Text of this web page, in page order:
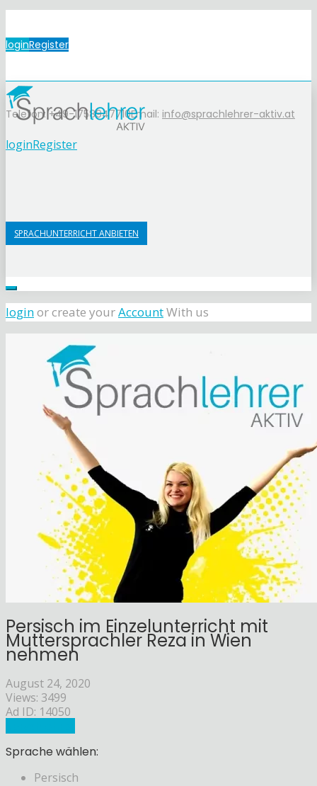
loginRegister
Telefon: +49-1758947710Email: info@sprachlehrer-aktiv.at
loginRegister
SPRACHUNTERRICHT ANBIETEN
loginor create yourAccountWith us
Persisch im Einzelunterricht mit
Muttersprachler Reza in Wien
nehmen
August 24, 2020
Views: 3499
Ad ID: 14050
Sprache wählen:
Persisch